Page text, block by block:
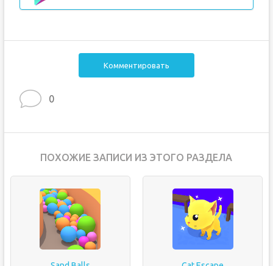
Комментировать
0
ПОХОЖИЕ ЗАПИСИ ИЗ ЭТОГО РАЗДЕЛА